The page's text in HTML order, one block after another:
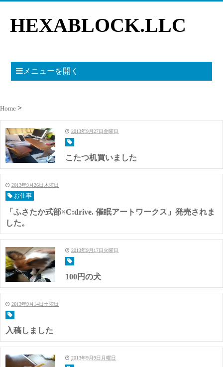
HEXABLOCK.LLC
メニューを開く
Home
2013年9月27日金曜日
こたつ机買いました
2013年9月26日木曜日
お仕事
「ふさたか式部×C:drive. 催眠アートワークス」発売されま
した。
2013年9月17日火曜日
100円の犬
2013年9月14日土曜日
入稿しました
2013年9月9日月曜日